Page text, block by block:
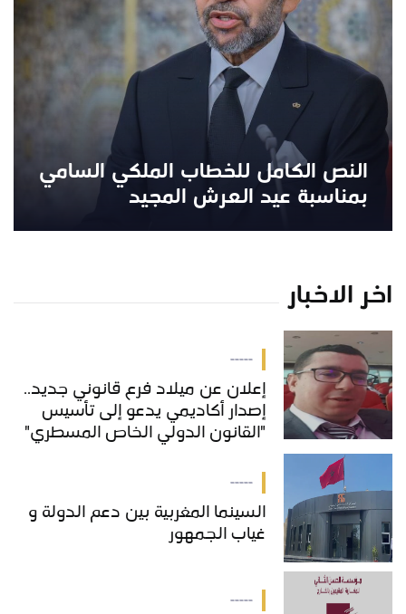
النص الكامل للخطاب الملكي السامي
بمناسبة عيد العرش المجيد
اخر الاخبار
-----
إعلان عن ميلاد فرع قانوني جديد..
إصدار أكاديمي يدعو إلى تأسيس
"القانون الدولي الخاص المسطري"
-----
السينما المغربية بين دعم الدولة و
غياب الجمهور
-----